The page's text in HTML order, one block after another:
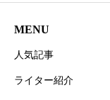
MENU
人気記事
ライター紹介